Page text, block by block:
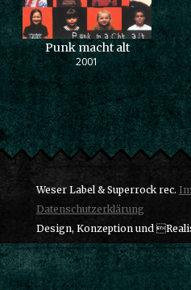
Punk macht alt
2001
Weser Label & Superrock rec.
Datenschutzerklärung
Design, Konzeption und